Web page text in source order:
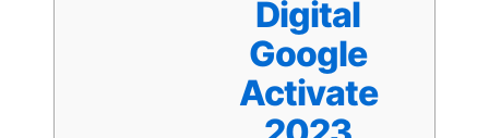
Digital
Google
Activate